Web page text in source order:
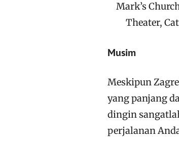
Mark’s
Theater,
Musim
Meskipun
yang panjang
dingin
perjalanan